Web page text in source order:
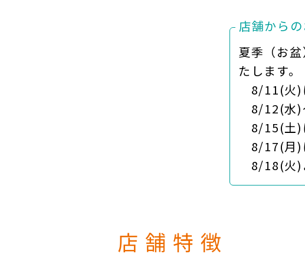
店舗から
夏季（お
たします。
8/11(火)
8/12(水)
8/15(土)
8/17(月)
8/18(火)
店舗特徴